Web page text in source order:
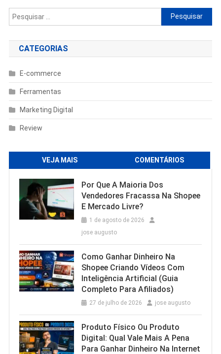
Pesquisar
por:
CATEGORIAS
E-commerce
Ferramentas
Marketing Digital
Review
VEJA MAIS COMENTÁRIOS
Por Que A Maioria Dos
Vendedores Fracassa Na Shopee
E Mercado Livre?
1 de agosto de 2026
jose augusto
Como Ganhar Dinheiro Na
Shopee Criando Vídeos Com
Inteligência Artificial (Guia
Completo Para Afiliados)
27 de julho de 2026 jose augusto
Produto Físico Ou Produto
Digital: Qual Vale Mais A Pena
Para Ganhar Dinheiro Na Internet